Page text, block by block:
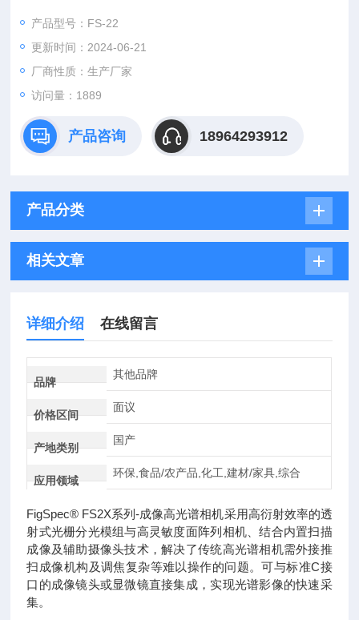
接集成，实现光谱影像的快速采集。
产品型号：FS-22
更新时间：2024-06-21
厂商性质：生产厂家
访问量：1889
产品咨询 18964293912
产品分类
相关文章
详细介绍 在线留言
品牌
其他品牌
价格区间
面议
产地类别
国产
应用领域
环保,食品/农产品,化工,建材/家具,综合
FigSpec® FS2X系列-成像高光谱相机采用高衍射效率的透
射式光栅分光模组与高灵敏度面阵列相机、结合内置扫描
成像及辅助摄像头技术，解决了传统高光谱相机需外接推
扫成像机构及调焦复杂等难以操作的问题。可与标准C接
口的成像镜头或显微镜直接集成，实现光谱影像的快速采
集。